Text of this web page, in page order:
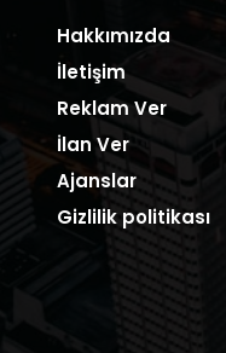
Hakkımızda
İletişim
Reklam Ver
İlan Ver
Ajanslar
Gizlilik politikası